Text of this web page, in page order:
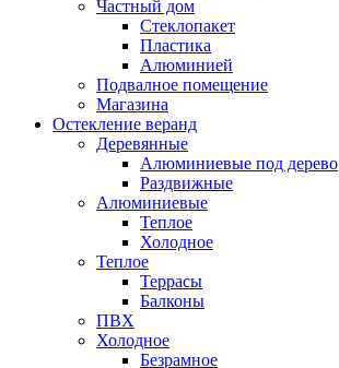
Частный дом
Стеклопакет
Пластика
Алюминией
Подвалное помещение
Магазина
Остекление веранд
Деревянные
Алюминиевые под дерево
Раздвижные
Алюминиевые
Теплое
Холодное
Теплое
Террасы
Балконы
ПВХ
Холодное
Безрамное